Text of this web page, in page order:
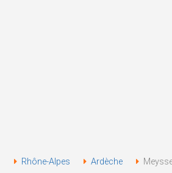
Rhône-Alpes Ardèche